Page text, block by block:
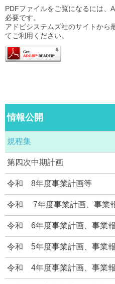
PDFファイルをご覧になるには
必要です。
アドビシステムズ社のサイトから
てご利用ください。
情報公開
規程集
第四次中期計画
令和 8年度事業計画等
令和 7年度事業計画、事業
令和 6年度事業計画、事業
令和 5年度事業計画、事業
令和 4年度事業計画、事業